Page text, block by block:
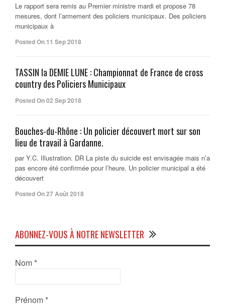
Le rapport sera remis au Premier ministre mardi et propose 78
mesures, dont l’armement des policiers municipaux. Des policiers
municipaux à
Posted On 11 Sep 2018
TASSIN la DEMIE LUNE : Championnat de France de cross
country des Policiers Municipaux
Posted On 02 Sep 2018
Bouches-du-Rhône : Un policier découvert mort sur son
lieu de travail à Gardanne.
par Y.C. Illustration. DR La piste du suicide est envisagée mais n’a
pas encore été confirmée pour l’heure. Un policier municipal a été
découvert
Posted On 27 Août 2018
ABONNEZ-VOUS À NOTRE NEWSLETTER
Nom *
Prénom *